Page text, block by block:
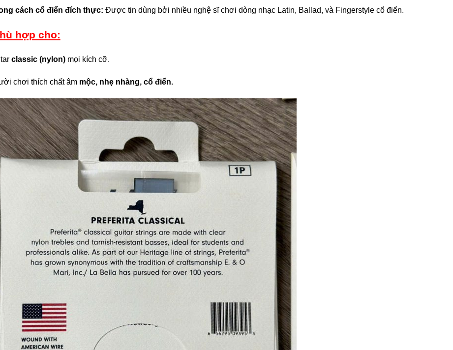
cách cổ điển đích thực: Được tin dùng bởi nhiều nghệ sĩ chơi dòng nhạc Latin, Ballad, và Fingerstyle cổ điển.
hợp cho:
classic (nylon)mọi kích cỡ.
chơi thích chất âm mộc, nhẹ nhàng, cổ điển.